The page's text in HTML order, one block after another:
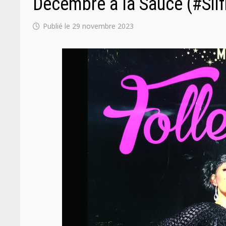
29 novembre 2023